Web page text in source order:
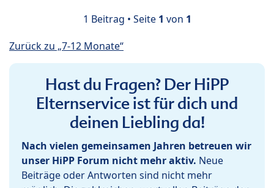
1 Beitrag • Seite 1 von 1
Zurück zu „7-12 Monate“
Hast du Fragen? Der HiPP
Elternservice ist für dich und
deinen Liebling da!
Nach vielen gemeinsamen Jahren betreuen wir
unser HiPP Forum nicht mehr aktiv. Neue
Beiträge oder Antworten sind nicht mehr